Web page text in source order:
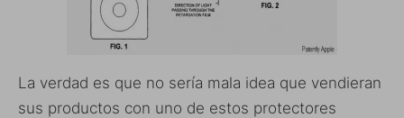
La verdad es que no sería mala idea que vendieran
sus productos con uno de estos protectores